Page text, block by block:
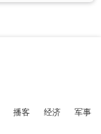
播客 经济 军事